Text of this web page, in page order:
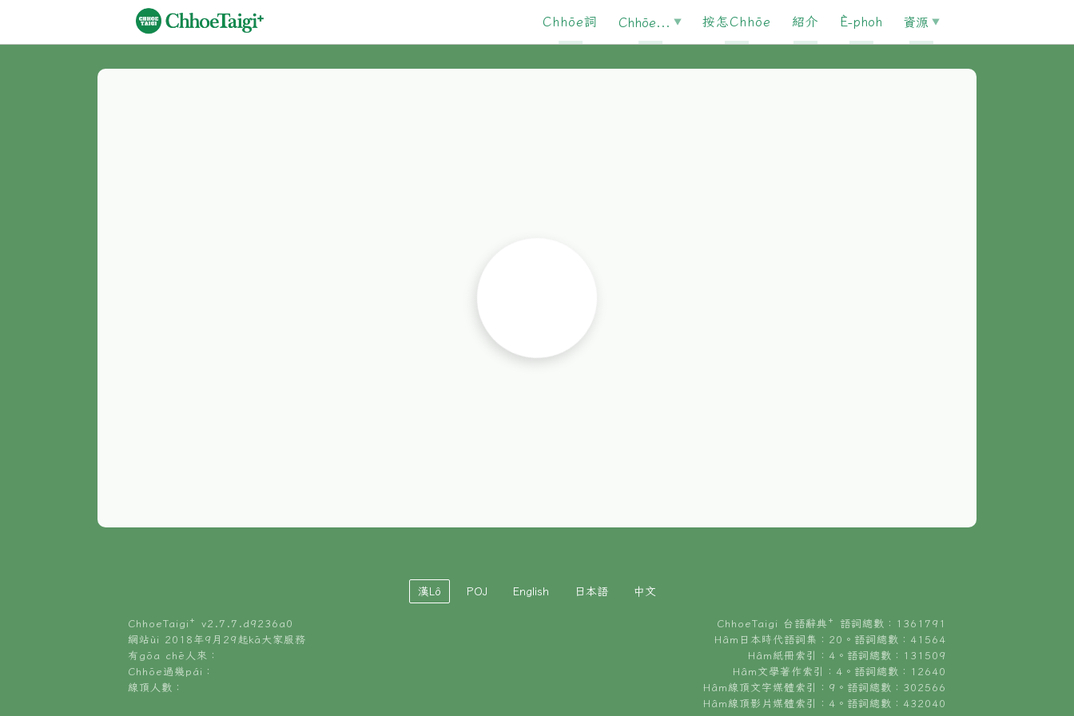
Chhōe詞 Chhōe... 按怎Chhōe 紹介 È-phoh 資源
漢Lô POJ English 日本語 中文
ChhoeTaigi⁺ v2.7.7.d9236a0
網站ùi 2018年9月29起kā大家服務
有gōa chē人來：
Chhōe過幾pái：
線頂人數：
ChhoeTaigi 台語辭典⁺ 語詞總數：1361791
Hâm日本時代語詞集：20。語詞總數：41564
Hâm紙冊索引：4。語詞總數：131509
Hâm文學著作索引：4。語詞總數：12640
Hâm線頂文字媒體索引：9。語詞總數：302566
Hâm線頂影片媒體索引：4。語詞總數：432040